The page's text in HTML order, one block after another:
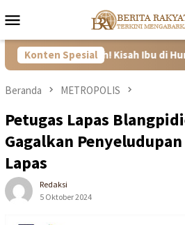
ke
Mobile
Konten Spesial
Tangguh! Kisah Ibu di Huntara
Beranda METROPOLIS
Petugas Lapas
Gagalkan
Lapas
Redaksi
5 Oktober 2024